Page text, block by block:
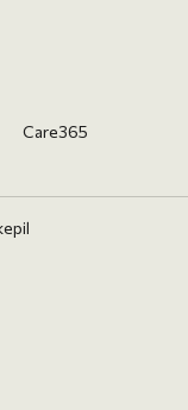
Care365